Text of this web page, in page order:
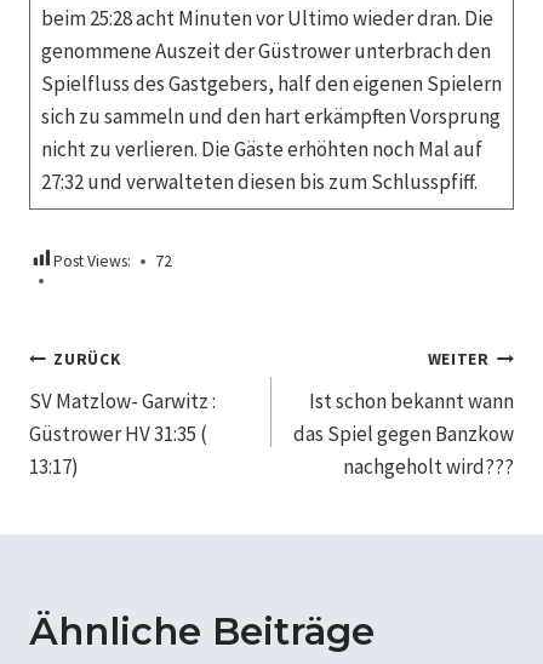
beim 25:28 acht Minuten vor Ultimo wieder dran. Die
genommene Auszeit der Güstrower unterbrach den
Spielfluss des Gastgebers, half den eigenen Spielern
sich zu sammeln und den hart erkämpften Vorsprung
nicht zu verlieren. Die Gäste erhöhten noch Mal auf
27:32 und verwalteten diesen bis zum Schlusspfiff.
Post Views: 72
Beitragsnavigation
ZURÜCK
SV Matzlow- Garwitz :
Güstrower HV 31:35 (
13:17)
WEITER
Ist schon bekannt wann
das Spiel gegen Banzkow
nachgeholt wird???
Ähnliche Beiträge